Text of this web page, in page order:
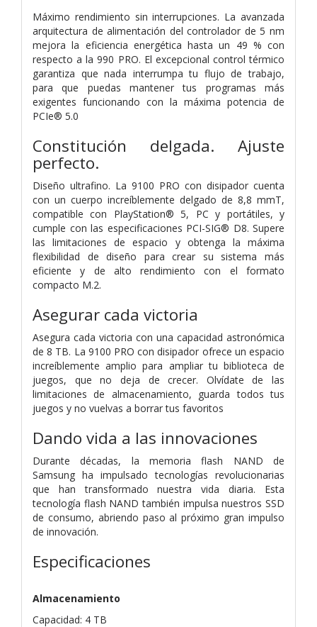
Máximo rendimiento sin interrupciones. La avanzada
arquitectura de alimentación del controlador de 5 nm
mejora la eficiencia energética hasta un 49 % con
respecto a la 990 PRO. El excepcional control térmico
garantiza que nada interrumpa tu flujo de trabajo,
para que puedas mantener tus programas más
exigentes funcionando con la máxima potencia de
PCIe® 5.0
Constitución delgada. Ajuste
perfecto.
Diseño ultrafino. La 9100 PRO con disipador cuenta
con un cuerpo increíblemente delgado de 8,8 mmT,
compatible con PlayStation® 5, PC y portátiles, y
cumple con las especificaciones PCI-SIG® D8. Supere
las limitaciones de espacio y obtenga la máxima
flexibilidad de diseño para crear su sistema más
eficiente y de alto rendimiento con el formato
compacto M.2.
Asegurar cada victoria
Asegura cada victoria con una capacidad astronómica
de 8 TB. La 9100 PRO con disipador ofrece un espacio
increíblemente amplio para ampliar tu biblioteca de
juegos, que no deja de crecer. Olvídate de las
limitaciones de almacenamiento, guarda todos tus
juegos y no vuelvas a borrar tus favoritos
Dando vida a las innovaciones
Durante décadas, la memoria flash NAND de
Samsung ha impulsado tecnologías revolucionarias
que han transformado nuestra vida diaria. Esta
tecnología flash NAND también impulsa nuestros SSD
de consumo, abriendo paso al próximo gran impulso
de innovación.
Especificaciones
Almacenamiento
Capacidad: 4 TB